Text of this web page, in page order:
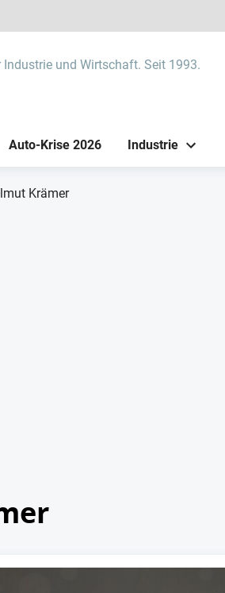
und Wirtschaft. Seit 1993.
Auto-Krise 2026 Industrie
Krämer